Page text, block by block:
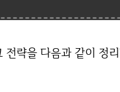
전략을 다음과 같이 정